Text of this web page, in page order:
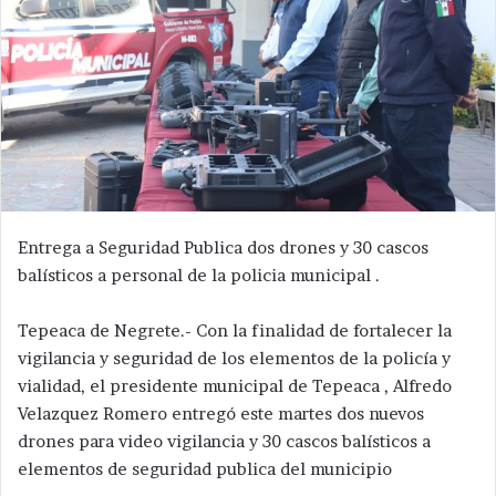
Entrega a Seguridad Publica dos drones y 30 cascos
balísticos a personal de la policia municipal .
Tepeaca de Negrete.- Con la finalidad de fortalecer la
vigilancia y seguridad de los elementos de la policía y
vialidad, el presidente municipal de Tepeaca , Alfredo
Velazquez Romero entregó este martes dos nuevos
drones para video vigilancia y 30 cascos balísticos a
elementos de seguridad publica del municipio